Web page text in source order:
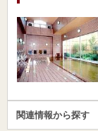
関連情報から探す